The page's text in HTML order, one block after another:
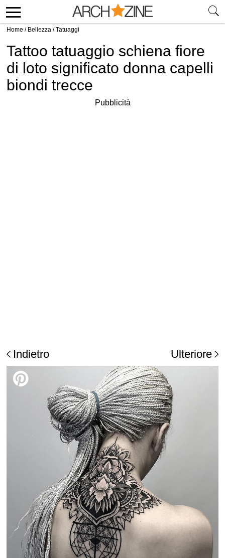
Home / Bellezza /Tatuaggi
Tattoo tatuaggio schiena fiore
di loto significato donna capelli
biondi trecce
Pubblicità
Indietro Ulteriore